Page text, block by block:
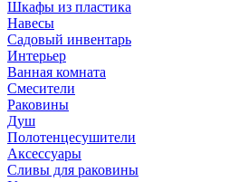
Шкафы из пластика
Навесы
Садовый инвентарь
Интерьер
Ванная комната
Смесители
Раковины
Душ
Полотенцесушители
Аксессуары
Сливы для раковины